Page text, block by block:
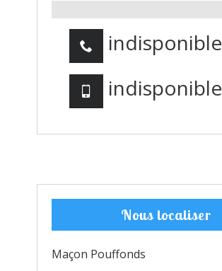
indisponible
indisponible
Nous localiser
Maçon Pouffonds